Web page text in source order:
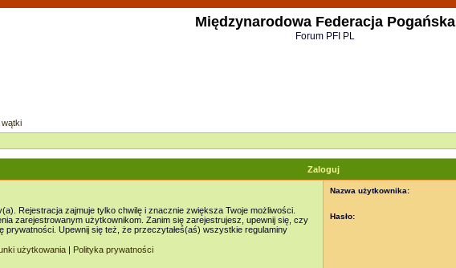
Międzynarodowa Federacja Pogańska
Forum PFI PL
Zaloguj
Rejestracja zajmuje tylko chwilę i znacznie zwiększa Twoje możliwości.
zarejestrowanym użytkownikom. Zanim się zarejestrujesz, upewnij się, czy
Upewnij się też, że przeczytałeś(aś) wszystkie regulaminy
użytkowania | Polityka prywatności
Nazwa użytkownika:
Hasło: